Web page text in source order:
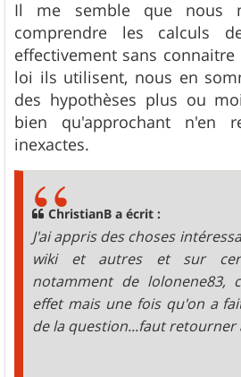
Il me semble que nous
comprendre les calculs
effectivement sans
loi ils utilisent, nous en
des hypothèses plus ou
bien qu'approchant n'en
inexactes.
ChristianB a écrit :
J'ai appris des choses
wiki et autres et sur
notamment de lolonene83,
effet mais une fois qu'on a
de la question...faut retourner